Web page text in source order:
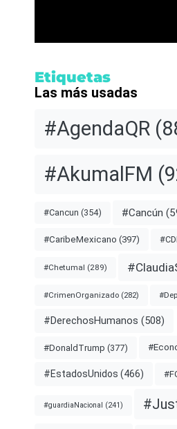
Etiquetas
Las más usadas
#AgendaQR
#AkumalFM
#Cancun (354) #Cancún
#CaribeMexicano (397)
#Chetumal (289)
#CrimenOrganizado (282)
#DerechosHumanos (508)
#DonaldTrump (377)
#EstadosUnidos (466)
#guardiaNacional (241)